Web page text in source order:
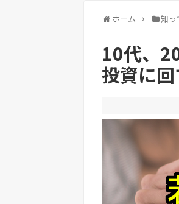
ホーム 知っ
10代、
投資に